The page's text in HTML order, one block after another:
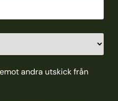
andra utskick från